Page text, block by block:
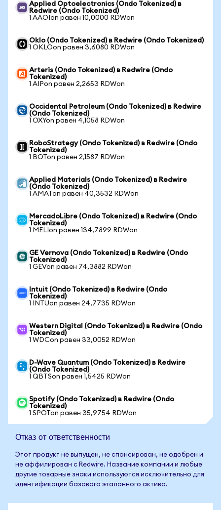
Applied Optoelectronics (Ondo Tokenized) в
Redwire (Ondo Tokenized)
1 AAOIon равен 10,0000 RDWon
Oklo (Ondo Tokenized) в Redwire (Ondo Tokenized)
1 OKLOon равен 3,6080 RDWon
Arteris (Ondo Tokenized) в Redwire (Ondo
Tokenized)
1 AIPon равен 2,2653 RDWon
Occidental Petroleum (Ondo Tokenized) в Redwire
(Ondo Tokenized)
1 OXYon равен 4,1058 RDWon
RoboStrategy (Ondo Tokenized) в Redwire (Ondo
Tokenized)
1 BOTon равен 2,1587 RDWon
Applied Materials (Ondo Tokenized) в Redwire
(Ondo Tokenized)
1 AMATon равен 40,3532 RDWon
MercadoLibre (Ondo Tokenized) в Redwire (Ondo
Tokenized)
1 MELIon равен 134,7899 RDWon
GE Vernova (Ondo Tokenized) в Redwire (Ondo
Tokenized)
1 GEVon равен 74,3882 RDWon
Intuit (Ondo Tokenized) в Redwire (Ondo
Tokenized)
1 INTUon равен 24,7735 RDWon
Western Digital (Ondo Tokenized) в Redwire (Ondo
Tokenized)
1 WDCon равен 33,0052 RDWon
D-Wave Quantum (Ondo Tokenized) в Redwire
(Ondo Tokenized)
1 QBTSon равен 1,5425 RDWon
Spotify (Ondo Tokenized) в Redwire (Ondo
Tokenized)
1 SPOTon равен 35,9754 RDWon
Отказ от ответственности
Этот продукт не выпущен, не спонсирован, не одобрен и
не аффилирован с Redwire. Название компании и любые
другие товарные знаки используются исключительно для
идентификации базового эталонного актива.